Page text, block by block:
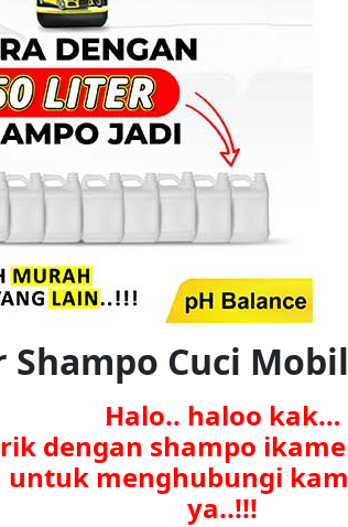
Shampo Cuci
Halo.. haloo kak…
dengan shampo
untuk menghubungi
ya..!!!